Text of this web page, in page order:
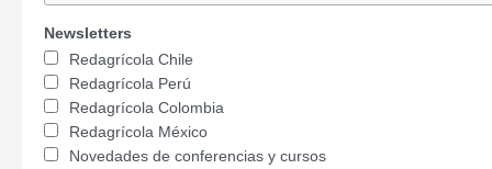
Newsletters
Redagrícola Chile
Redagrícola Perú
Redagrícola Colombia
Redagrícola México
Novedades de conferencias y cursos